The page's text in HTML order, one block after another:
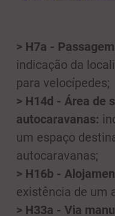
> H7a -
indicação da
para velocípedes;
> H14d - Área de
autocaravanas:
um espaço
autocaravanas;
> H16b -
existência de um
> H33a - Via